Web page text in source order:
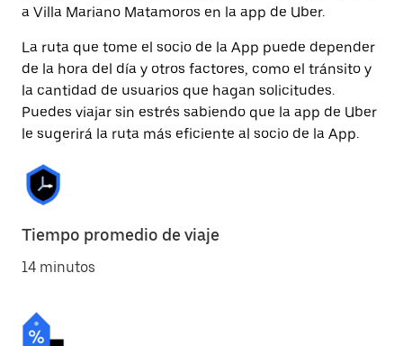
a Villa Mariano Matamoros en la app de Uber.
La ruta que tome el socio de la App puede depender
de la hora del día y otros factores, como el tránsito y
la cantidad de usuarios que hagan solicitudes.
Puedes viajar sin estrés sabiendo que la app de Uber
le sugerirá la ruta más eficiente al socio de la App.
Tiempo promedio de viaje
14 minutos